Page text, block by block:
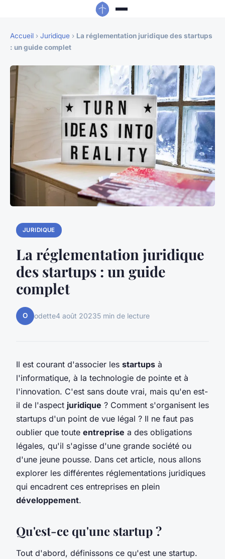
Accueil › Juridique › La réglementation juridique des startups
: un guide complet
JURIDIQUE
La réglementation juridique
des startups : un guide
complet
O odette4 août 20235 min de lecture
Il est courant d'associer les startups à
l'informatique, à la technologie de pointe et à
l'innovation. C'est sans doute vrai, mais qu'en est-
il de l'aspect juridique ? Comment s'organisent les
startups d'un point de vue légal ? Il ne faut pas
oublier que toute entreprise a des obligations
légales, qu'il s'agisse d'une grande société ou
d'une jeune pousse. Dans cet article, nous allons
explorer les différentes réglementations juridiques
qui encadrent ces entreprises en plein
développement.
Qu'est-ce qu'une startup ?
Tout d'abord, définissons ce qu'est une startup.